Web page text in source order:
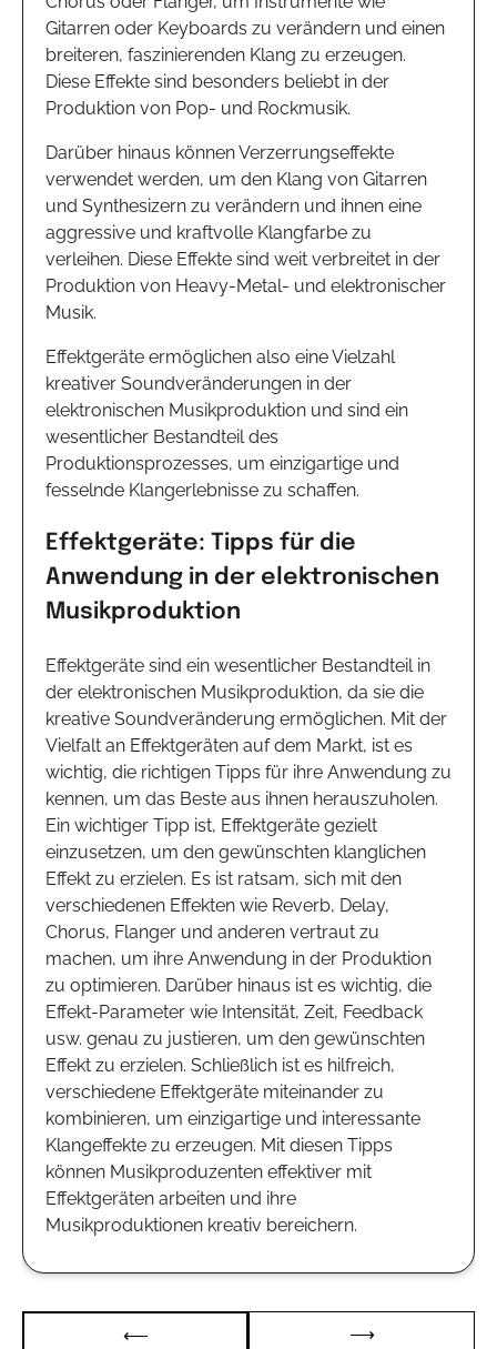
Gitarren oder Keyboards zu verändern und einen
breiteren, faszinierenden Klang zu erzeugen.
Diese Effekte sind besonders beliebt in der
Produktion von Pop- und Rockmusik.
Darüber hinaus können Verzerrungseffekte
verwendet werden, um den Klang von Gitarren
und Synthesizern zu verändern und ihnen eine
aggressive und kraftvolle Klangfarbe zu
verleihen. Diese Effekte sind weit verbreitet in der
Produktion von Heavy-Metal- und elektronischer
Musik.
Effektgeräte ermöglichen also eine Vielzahl
kreativer Soundveränderungen in der
elektronischen Musikproduktion und sind ein
wesentlicher Bestandteil des
Produktionsprozesses, um einzigartige und
fesselnde Klangerlebnisse zu schaffen.
Effektgeräte: Tipps für die
Anwendung in der elektronischen
Musikproduktion
Effektgeräte sind ein wesentlicher Bestandteil in
der elektronischen Musikproduktion, da sie die
kreative Soundveränderung ermöglichen. Mit der
Vielfalt an Effektgeräten auf dem Markt, ist es
wichtig, die richtigen Tipps für ihre Anwendung zu
kennen, um das Beste aus ihnen herauszuholen.
Ein wichtiger Tipp ist, Effektgeräte gezielt
einzusetzen, um den gewünschten klanglichen
Effekt zu erzielen. Es ist ratsam, sich mit den
verschiedenen Effekten wie Reverb, Delay,
Chorus, Flanger und anderen vertraut zu
machen, um ihre Anwendung in der Produktion
zu optimieren. Darüber hinaus ist es wichtig, die
Effekt-Parameter wie Intensität, Zeit, Feedback
usw. genau zu justieren, um den gewünschten
Effekt zu erzielen. Schließlich ist es hilfreich,
verschiedene Effektgeräte miteinander zu
kombinieren, um einzigartige und interessante
Klangeffekte zu erzeugen. Mit diesen Tipps
können Musikproduzenten effektiver mit
Effektgeräten arbeiten und ihre
Musikproduktionen kreativ bereichern.
Beitragsnavigation
⟵
⟶